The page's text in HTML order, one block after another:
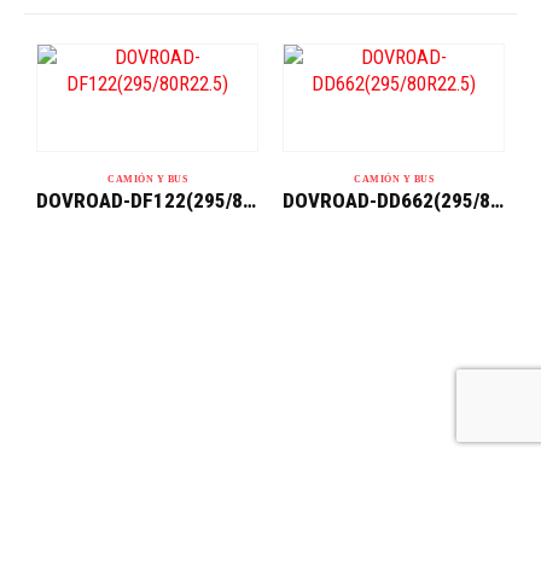
CAMIÓN Y BUS
DOVROAD-DF122(295/80R22.5)
CAMIÓN Y BUS
DOVROAD-DD662(295/80R22.5)